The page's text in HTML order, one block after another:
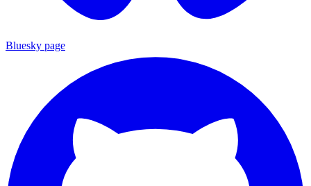
Bluesky page